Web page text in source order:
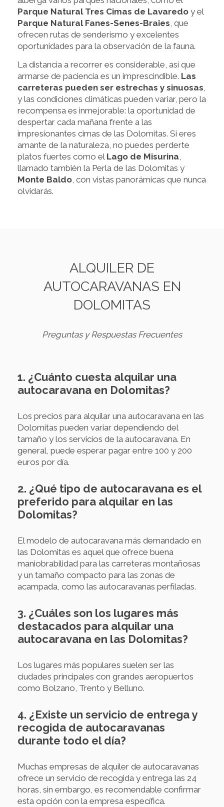
Parque Natural Tres Cimas de Lavaredo y el
Parque Natural Fanes-Senes-Braies, que
ofrecen rutas de senderismo y excelentes
oportunidades para la observación de la fauna.
La distancia a recorrer es considerable, así que
armarse de paciencia es un imprescindible. Las
carreteras pueden ser estrechas y sinuosas,
y las condiciones climáticas pueden variar, pero la
recompensa es inmejorable: la oportunidad de
despertar cada mañana frente a las
impresionantes cimas de las Dolomitas. Si eres
amante de la naturaleza, no puedes perderte
platos fuertes como el Lago de Misurina,
llamado también la Perla de las Dolomitas y
Monte Baldo, con vistas panorámicas que nunca
olvidarás.
ALQUILER DE
AUTOCARAVANAS EN
DOLOMITAS
Preguntas y Respuestas Frecuentes
1. ¿Cuánto cuesta alquilar una
autocaravana en Dolomitas?
Los precios para alquilar una autocaravana en las
Dolomitas pueden variar dependiendo del
tamaño y los servicios de la autocaravana. En
general, puede esperar pagar entre 100 y 200
euros por día.
2. ¿Qué tipo de autocaravana es el
preferido para alquilar en las
Dolomitas?
El modelo de autocaravana más demandado en
las Dolomitas es aquel que ofrece buena
maniobrabilidad para las carreteras montañosas
y un tamaño compacto para las zonas de
acampada, como las autocaravanas perfiladas.
3. ¿Cuáles son los lugares más
destacados para alquilar una
autocaravana en las Dolomitas?
Los lugares más populares suelen ser las
ciudades principales con grandes aeropuertos
como Bolzano, Trento y Belluno.
4. ¿Existe un servicio de entrega y
recogida de autocaravanas
durante todo el día?
Muchas empresas de alquiler de autocaravanas
ofrece un servicio de recogida y entrega las 24
horas, sin embargo, es recomendable confirmar
esta opción con la empresa específica.